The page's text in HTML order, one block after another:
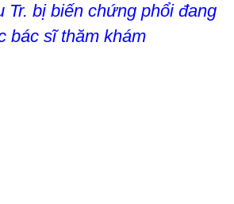
Tr. bị biến chứng phổi đang
bác sĩ thăm khám